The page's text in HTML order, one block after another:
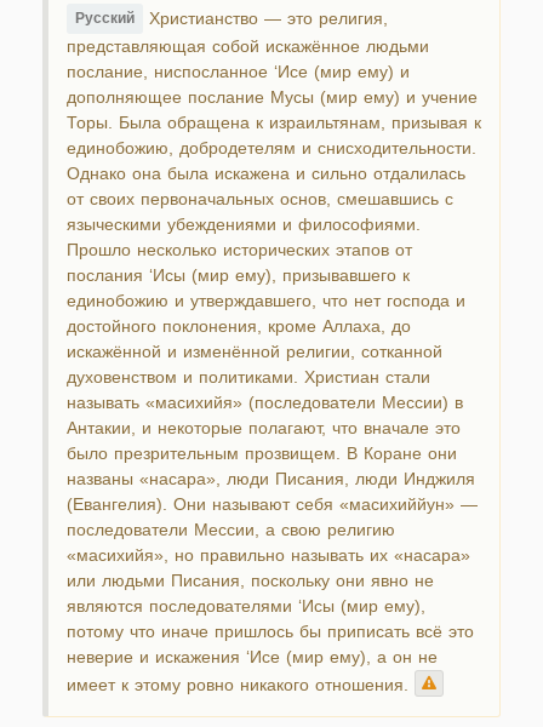
Русский Христианство — это религия,
представляющая собой искажённое людьми
послание, ниспосланное ‘Исе (мир ему) и
дополняющее послание Мусы (мир ему) и учение
Торы. Была обращена к израильтянам, призывая к
единобожию, добродетелям и снисходительности.
Однако она была искажена и сильно отдалилась
от своих первоначальных основ, смешавшись с
языческими убеждениями и философиями.
Прошло несколько исторических этапов от
послания ‘Исы (мир ему), призывавшего к
единобожию и утверждавшего, что нет господа и
достойного поклонения, кроме Аллаха, до
искажённой и изменённой религии, сотканной
духовенством и политиками. Христиан стали
называть «масихийя» (последователи Мессии) в
Антакии, и некоторые полагают, что вначале это
было презрительным прозвищем. В Коране они
названы «насара», люди Писания, люди Инджиля
(Евангелия). Они называют себя «масихиййун» —
последователи Мессии, а свою религию
«масихийя», но правильно называть их «насара»
или людьми Писания, поскольку они явно не
являются последователями ‘Исы (мир ему),
потому что иначе пришлось бы приписать всё это
неверие и искажения ‘Исе (мир ему), а он не
имеет к этому ровно никакого отношения.